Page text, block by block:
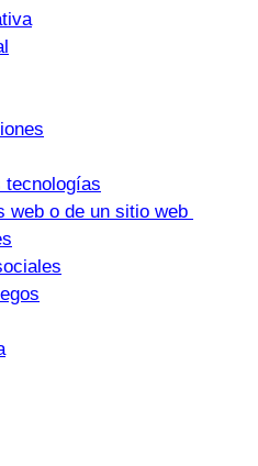
tecnologías
web o de un sitio web